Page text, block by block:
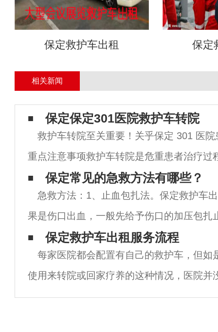
保定救护车出租 保定
相关新闻
保定保定301医院救护车转院
救护车转院至关重要！关乎保定 301 医
重点注意事项救护车转院是危重患者治疗过
环节，尤其在保定301医院这样的大型医疗
院流程直接关系到患者的生命安全。作为经
保定常见的急救方法有哪些？
急救方法：1、止血包扎法。保定救护车
果是伤口出血，一般先给予伤口的加压包扎
包扎之后还是止不了血，有可能是比较大的
要在血管近端的肢体，用绑带捆扎止血。2
保定救护车出租服务流程
每家医院都会配置有自己的救护车，但如
使用来转院或回家疗养的这种情况，医院并
车资源给家属支配，因此，救护车出租服务